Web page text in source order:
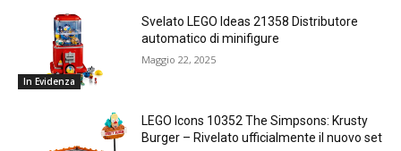
In Evidenza
Svelato LEGO Ideas 21358 Distributore
automatico di minifigure
Maggio 22, 2025
LEGO Icons 10352 The Simpsons: Krusty
Burger – Rivelato ufficialmente il nuovo set